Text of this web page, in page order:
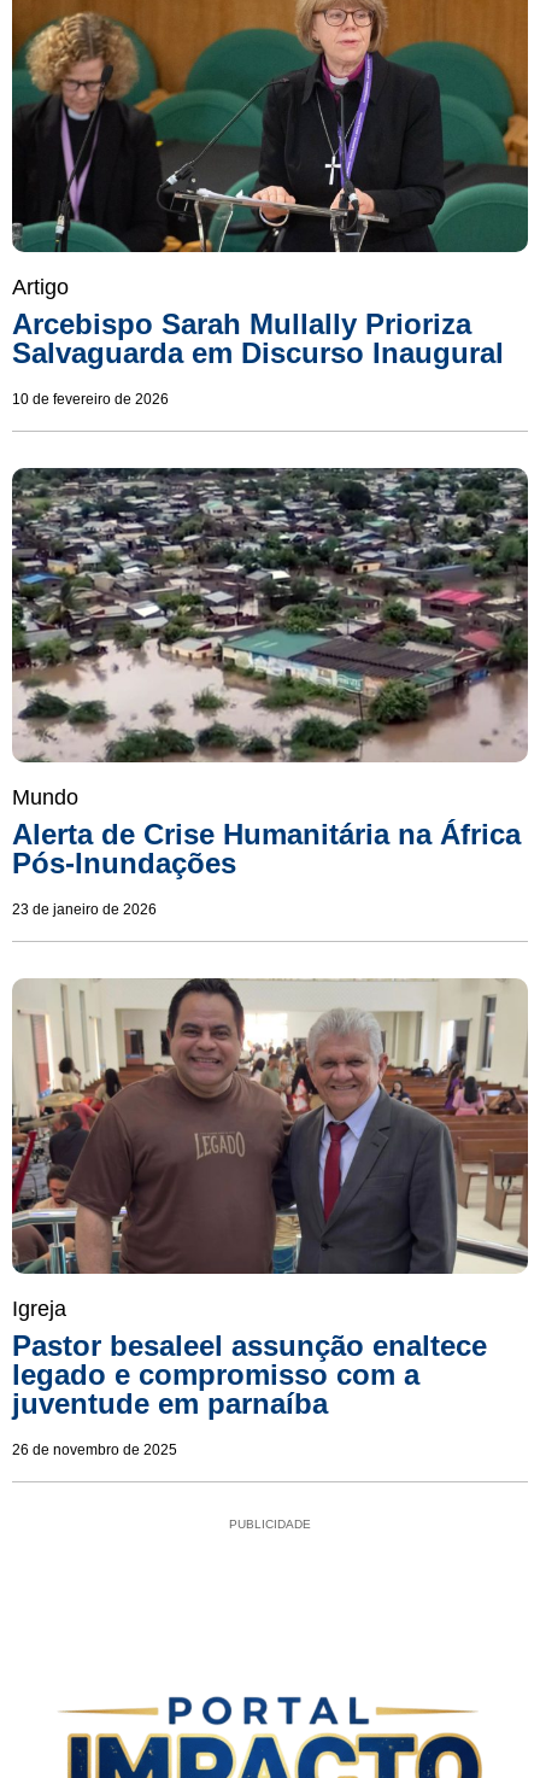
Artigo
Arcebispo Sarah Mullally Prioriza
Salvaguarda em Discurso Inaugural
10 de fevereiro de 2026
Mundo
Alerta de Crise Humanitária na África
Pós-Inundações
23 de janeiro de 2026
Igreja
Pastor besaleel assunção enaltece
legado e compromisso com a
juventude em parnaíba
26 de novembro de 2025
PUBLICIDADE